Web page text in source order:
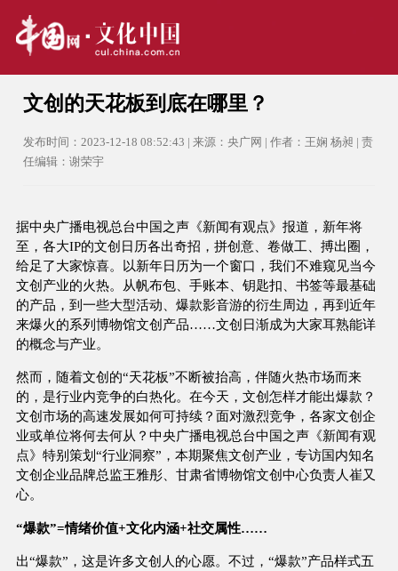
文创的天花板到底在哪里？
发布时间：2023-12-18 08:52:43 | 来源：央广网 | 作者：王娴 杨昶 | 责
任编辑：谢荣宇
据中央广播电视总台中国之声《新闻有观点》报道，新年将
至，各大IP的文创日历各出奇招，拼创意、卷做工、搏出圈，
给足了大家惊喜。以新年日历为一个窗口，我们不难窥见当今
文创产业的火热。从帆布包、手账本、钥匙扣、书签等最基础
的产品，到一些大型活动、爆款影音游的衍生周边，再到近年
来爆火的系列博物馆文创产品……文创日渐成为大家耳熟能详
的概念与产业。
然而，随着文创的“天花板”不断被抬高，伴随火热市场而来
的，是行业内竞争的白热化。在今天，文创怎样才能出爆款？
文创市场的高速发展如何可持续？面对激烈竞争，各家文创企
业或单位将何去何从？中央广播电视总台中国之声《新闻有观
点》特别策划“行业洞察”，本期聚焦文创产业，专访国内知名
文创企业品牌总监王雅彤、甘肃省博物馆文创中心负责人崔又
心。
“爆款”=情绪价值+文化内涵+社交属性……
出“爆款”，这是许多文创人的心愿。不过，“爆款”产品样式五